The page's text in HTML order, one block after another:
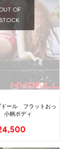
OF
STOCK
ール フラットおっ
柄ボディ